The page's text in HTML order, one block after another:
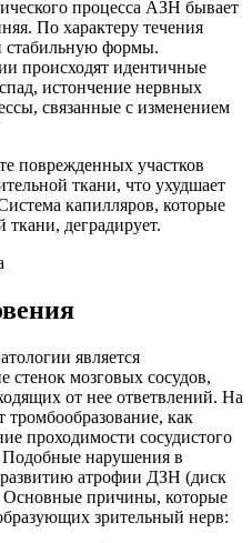
процесса АЗН бывает
По характеру течения
формы.
происходят идентичные
истончение нервных
связанные с изменением
поврежденных участков
ткани, что ухудшает
капилляров, которые
деградирует.
является
стенок мозговых сосудов,
от нее ответвлений. На
тромбообразование, как
проходимости сосудистого
Подобные нарушения в
развитию атрофии ДЗН (диск
Основные причины, которые
зрительный нерв: